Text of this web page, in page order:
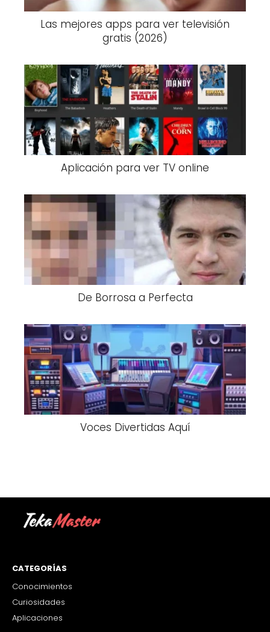
Las mejores apps para ver televisión
gratis (2026)
Aplicación para ver TV online
De Borrosa a Perfecta
Voces Divertidas Aquí
CATEGORÍAS
Conocimientos
Curiosidades
Aplicaciones